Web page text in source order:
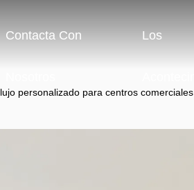
Contacta Con Los
personalizado para centros comerciales